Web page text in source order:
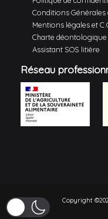
Conditions Générales
Mentions légales et
Charte
Assistant SOS litière
Réseau
Copyright